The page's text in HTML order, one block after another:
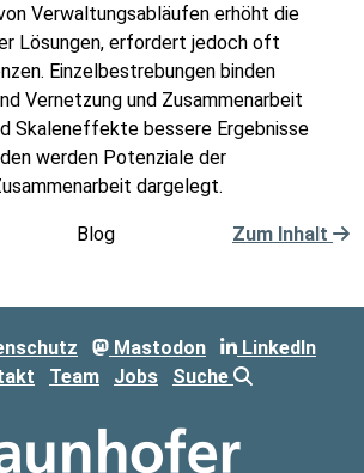
Verwaltungsabläufen erhöht die
Lösungen, erfordert jedoch oft
Einzelbestrebungen binden
Vernetzung und Zusammenarbeit
Skaleneffekte bessere Ergebnisse
werden Potenziale der
dargelegt.
Blog Zum Inhalt
Mastodon
LinkedIn
Team Jobs Suche